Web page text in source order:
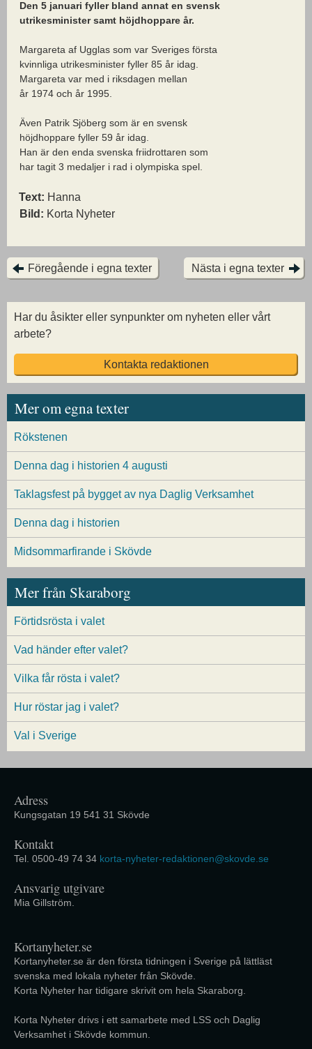
Den 5 januari fyller bland annat en svensk
utrikesminister samt höjdhoppare år.
Margareta af Ugglas som var Sveriges första
kvinnliga utrikesminister fyller 85 år idag.
Margareta var med i riksdagen mellan
år 1974 och år 1995.
Även Patrik Sjöberg som är en svensk
höjdhoppare fyller 59 år idag.
Han är den enda svenska friidrottaren som
har tagit 3 medaljer i rad i olympiska spel.
Text: Hanna
Bild: Korta Nyheter
Föregående i egna texter Nästa i egna texter
Har du åsikter eller synpunkter om nyheten eller vårt
arbete?
Kontakta redaktionen
Mer om egna texter
Rökstenen
Denna dag i historien 4 augusti
Taklagsfest på bygget av nya Daglig Verksamhet
Denna dag i historien
Midsommarfirande i Skövde
Mer från Skaraborg
Förtidsrösta i valet
Vad händer efter valet?
Vilka får rösta i valet?
Hur röstar jag i valet?
Val i Sverige
Adress
Kungsgatan 19 541 31 Skövde
Kontakt
Tel. 0500-49 74 34 korta-nyheter-redaktionen@skovde.se
Ansvarig utgivare
Mia Gillström.
Kortanyheter.se
Kortanyheter.se är den första tidningen i Sverige på lättläst
svenska med lokala nyheter från Skövde.
Korta Nyheter har tidigare skrivit om hela Skaraborg.
Korta Nyheter drivs i ett samarbete med LSS och Daglig
Verksamhet i Skövde kommun.